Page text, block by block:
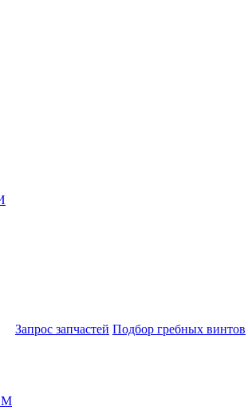
Запрос запчастей Подбор гребных винтов